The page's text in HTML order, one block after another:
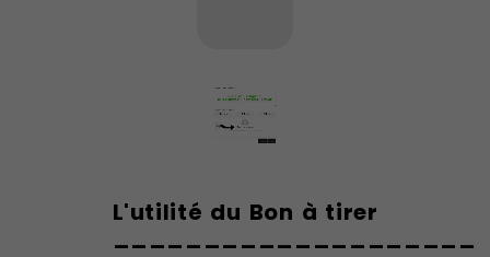
L'utilité du Bon à tirer